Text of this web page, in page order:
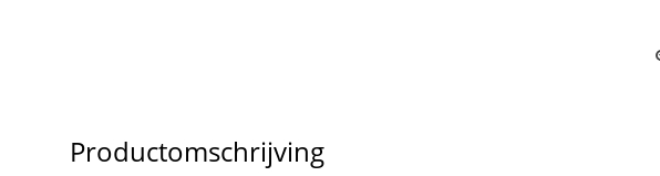
Productomschrijving